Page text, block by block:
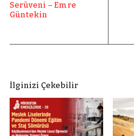
Serüveni – Emre
Güntekin
İlginizi Çekebilir